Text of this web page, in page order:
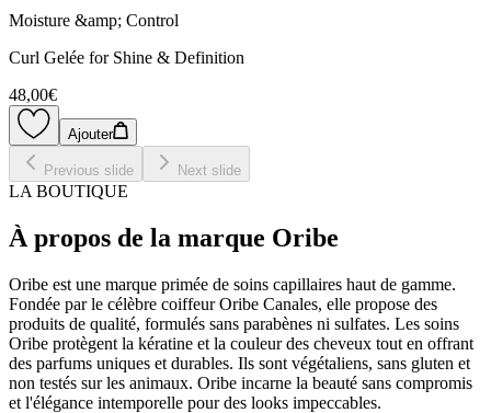
Moisture &amp; Control
Curl Gelée for Shine & Definition
48,00€
Ajouter
Previous slide Next slide
LA BOUTIQUE
À propos de la marque Oribe
Oribe est une marque primée de soins capillaires haut de gamme.
Fondée par le célèbre coiffeur Oribe Canales, elle propose des
produits de qualité, formulés sans parabènes ni sulfates. Les soins
Oribe protègent la kératine et la couleur des cheveux tout en offrant
des parfums uniques et durables. Ils sont végétaliens, sans gluten et
non testés sur les animaux. Oribe incarne la beauté sans compromis
et l'élégance intemporelle pour des looks impeccables.